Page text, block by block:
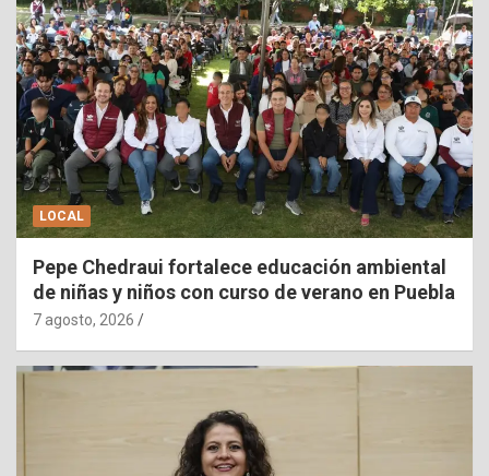
LOCAL
Pepe Chedraui fortalece educación ambiental
de niñas y niños con curso de verano en Puebla
7 agosto, 2026